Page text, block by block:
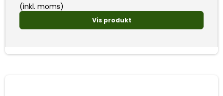
(inkl. moms)
Vis produkt